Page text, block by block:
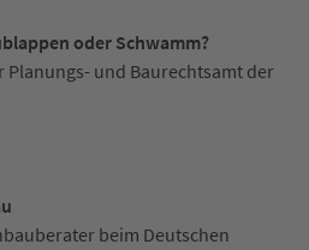
oder Schwamm?
Planungs- und Baurechtsamt der
beim Deutschen